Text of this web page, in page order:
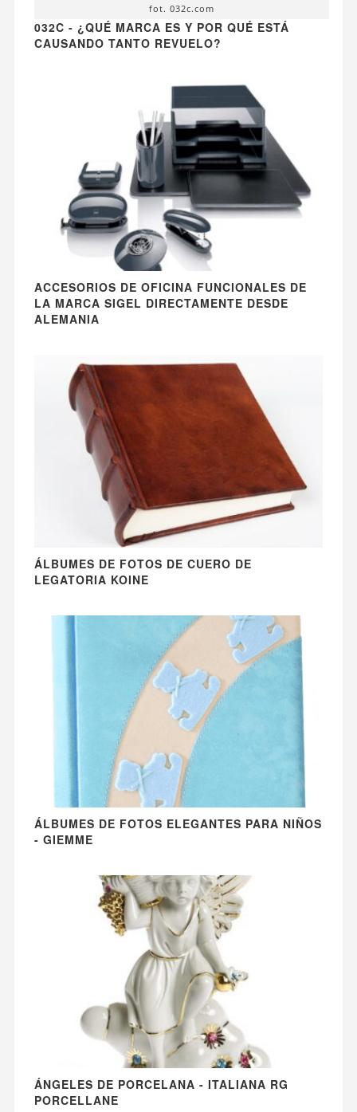
fot. 032c.com
032C - ¿QUÉ MARCA ES Y POR QUÉ ESTÁ
CAUSANDO TANTO REVUELO?
ACCESORIOS DE OFICINA FUNCIONALES DE
LA MARCA SIGEL DIRECTAMENTE DESDE
ALEMANIA
ÁLBUMES DE FOTOS DE CUERO DE
LEGATORIA KOINE
ÁLBUMES DE FOTOS ELEGANTES PARA NIÑOS
- GIEMME
ÁNGELES DE PORCELANA - ITALIANA RG
PORCELLANE